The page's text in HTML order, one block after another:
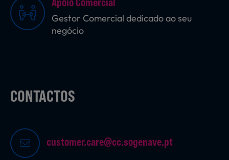
Ração para Animais
Gestor Comercial dedicado ao seu
negócio
CONTACTOS
customer.care@cc.sogenave.pt